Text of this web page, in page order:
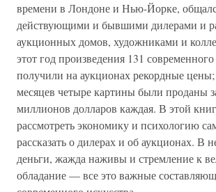
времени в Лондоне и Нью-Йорке,
действующими и бывшими дилерами и
аукционных домов, художниками и
этот год произведения 131
получили на аукционах рекордные цены;
месяцев четыре картины были проданы
миллионов долларов каждая. В этой
рассмотреть экономику и психологию
рассказать о дилерах и об аукционах. В
деньги, жажда наживы и стремление к
обладание — все это важные